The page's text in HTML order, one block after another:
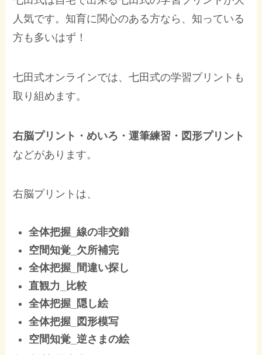
人気です。知育に関心のある方なら、知っている
方も多いはず！
七田式オンラインでは、七田式の学習プリントも
取り組めます。
右脳プリント・めいろ・運筆練習・図形プリント
などがあります。
右脳プリントは、
全体把握_線の非交錯
空間知覚_欠所補完
全体把握_間違い探し
直観力_比較
全体把握_隠し絵
全体把握_図形模写
空間知覚_逆さまの絵